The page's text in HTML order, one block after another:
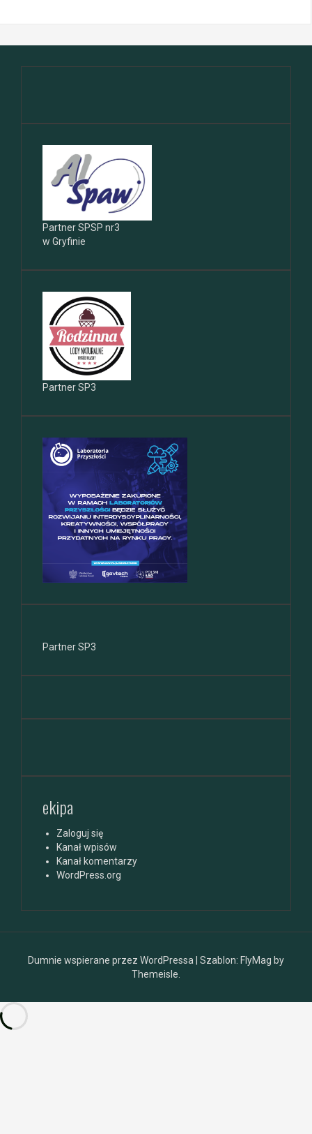
Partner SPSP nr3
w Gryfinie
Partner SP3
Partner SP3
ekipa
Zaloguj się
Kanał wpisów
Kanał komentarzy
WordPress.org
Dumnie wspierane przez WordPressa Szablon: FlyMag by
Themeisle.